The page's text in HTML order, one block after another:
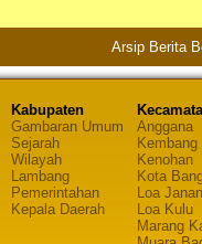
Arsip Berita
Kabupaten
Gambaran Umum
Sejarah
Wilayah
Lambang
Pemerintahan
Kepala Daerah
Anggana
Kenohan
Kota
Loa Janan
Loa Kulu
Marang